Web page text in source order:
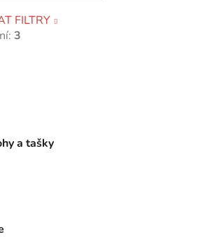
FILTRY
3
a tašky